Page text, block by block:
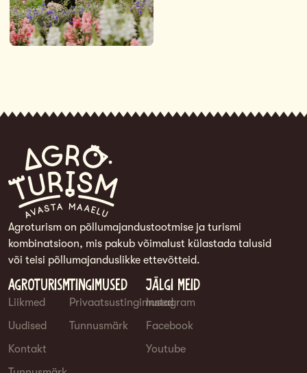
Agroturism on põllumajandustootmise ja turismi
kombinatsioon, mis pakub võimalust külastada talusid
või teisi põllumajanduslikke ettevõtteid.
Agroturism
Liikmed
Uudised
Kontakt
Tingimused
Privaatsustingimused
Tunnusmärk
Jälgi meid
Instagram
Facebook
Youtube